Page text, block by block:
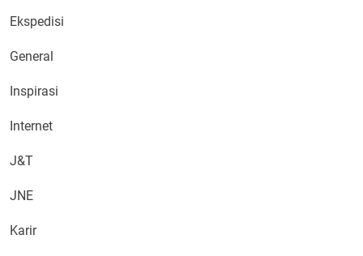
Ekspedisi
General
Inspirasi
Internet
J&T
JNE
Karir